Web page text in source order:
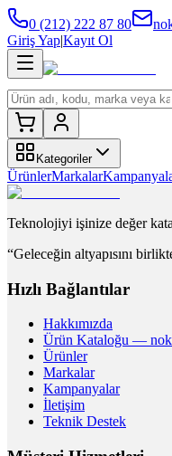
0 (212) 222 87 80
Giriş Yap|Kayıt Ol
Kategoriler
ÜrünlerMarkalar
Teknolojiyi işinize değer
“Geleceğin altyapısını
Hızlı Bağlantılar
Hakkımızda
Ürün Kataloğu —
Ürünler
Markalar
Kampanyalar
İletişim
Teknik Destek